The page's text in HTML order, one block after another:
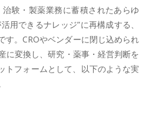
治験・製薬業務に蓄積されたあらゆ
用できるナレッジ”に再構成する、
す。CROやベンダーに閉じ込められ
に変換し、研究・薬事・経営判断を
トフォームとして、以下のような実